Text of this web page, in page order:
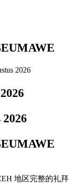
2026
2026
地区完整的礼拜